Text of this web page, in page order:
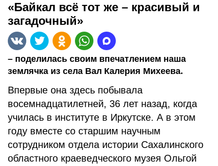
«Байкал всё тот же – красивый и
загадочный»
– поделилась своим впечатлением наша
землячка из села Вал Калерия Михеева.
Впервые она здесь побывала
восемнадцатилетней, 36 лет назад, когда
училась в институте в Иркутске. А в этом
году вместе со старшим научным
сотрудником отдела истории Сахалинского
областного краеведческого музея Ольгой